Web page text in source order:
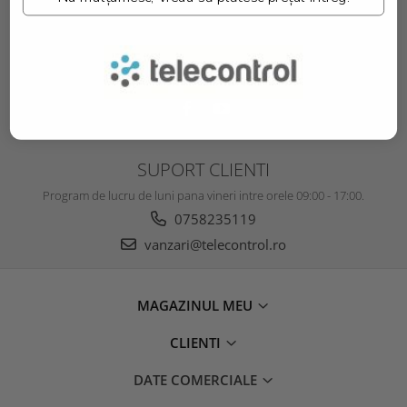
Urmareste-ne in social media
SUPORT CLIENTI
Program de lucru de luni pana vineri intre orele 09:00 - 17:00.
0758235119
vanzari@telecontrol.ro
MAGAZINUL MEU
CLIENTI
DATE COMERCIALE